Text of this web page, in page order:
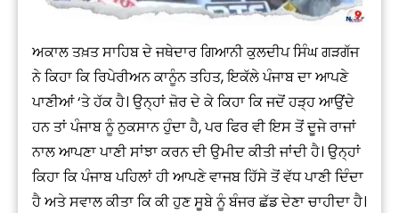
ਅਕਾਲ ਤਖ਼ਤ ਸਾਹਿਬ ਦੇ ਜਥੇਦਾਰ ਗਿਆਨੀ ਕੁਲਦੀਪ ਸਿੰਘ ਗੜਗੱਜ
ਨੇ ਕਿਹਾ ਕਿ ਰਿਪੇਰੀਅਨ ਕਾਨੂੰਨ ਤਹਿਤ, ਇਕੱਲੇ ਪੰਜਾਬ ਦਾ ਆਪਣੇ
ਪਾਣੀਆਂ ‘ਤੇ ਹੱਕ ਹੈ। ਉਨ੍ਹਾਂ ਜ਼ੋਰ ਦੇ ਕੇ ਕਿਹਾ ਕਿ ਜਦੋਂ ਹੜ੍ਹ ਆਉਂਦੇ
ਹਨ ਤਾਂ ਪੰਜਾਬ ਨੂੰ ਨੁਕਸਾਨ ਹੁੰਦਾ ਹੈ, ਪਰ ਫਿਰ ਵੀ ਇਸ ਤੋਂ ਦੂਜੇ ਰਾਜਾਂ
ਨਾਲ ਆਪਣਾ ਪਾਣੀ ਸਾਂਝਾ ਕਰਨ ਦੀ ਉਮੀਦ ਕੀਤੀ ਜਾਂਦੀ ਹੈ। ਉਨ੍ਹਾਂ
ਕਿਹਾ ਕਿ ਪੰਜਾਬ ਪਹਿਲਾਂ ਹੀ ਆਪਣੇ ਵਾਜਬ ਹਿੱਸੇ ਤੋਂ ਵੱਧ ਪਾਣੀ ਦਿੰਦਾ
ਹੈ ਅਤੇ ਸਵਾਲ ਕੀਤਾ ਕਿ ਕੀ ਹੁਣ ਸੂਬੇ ਨੂੰ ਬੰਜਰ ਛੱਡ ਦੇਣਾ ਚਾਹੀਦਾ ਹੈ।